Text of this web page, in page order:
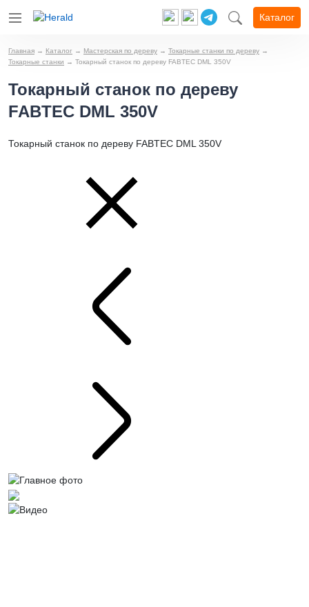
Каталог
Главная → Каталог → Мастерская по дереву → Токарные станки по дереву →
Токарные станки → Токарный станок по дереву FABTEC DML 350V
Токарный станок по дереву
FABTEC DML 350V
Токарный станок по дереву FABTEC DML 350V